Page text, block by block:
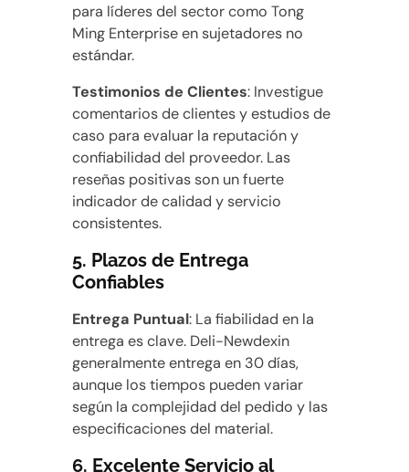
para líderes del sector como Tong
Ming Enterprise en sujetadores no
estándar.
Testimonios de Clientes: Investigue
comentarios de clientes y estudios de
caso para evaluar la reputación y
confiabilidad del proveedor. Las
reseñas positivas son un fuerte
indicador de calidad y servicio
consistentes.
5. Plazos de Entrega
Confiables
Entrega Puntual: La fiabilidad en la
entrega es clave. Deli-Newdexin
generalmente entrega en 30 días,
aunque los tiempos pueden variar
según la complejidad del pedido y las
especificaciones del material.
6. Excelente Servicio al